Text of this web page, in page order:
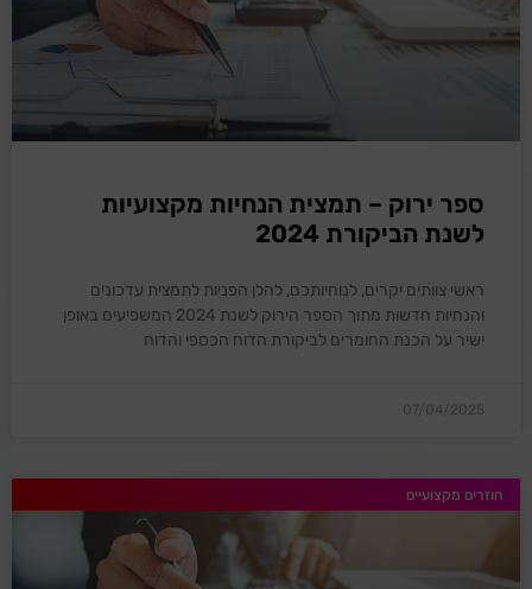
ספר ירוק – תמצית הנחיות מקצועיות
לשנת הביקורת 2024
ראשי צוותים יקרים, לנוחיותכם, להלן הפניות לתמצית עדכונים
והנחיות חדשות מתוך הספר הירוק לשנת 2024 המשפיעים באופן
ישיר על הכנת החומרים לביקורת הדוח הכספי והדוח
07/04/2025
חוזרים מקצועיים